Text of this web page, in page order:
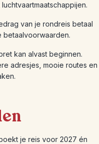
van je rondreis betaal
betaalvoorwaarden.
kan alvast beginnen.
adresjes, mooie routes en
je reis voor 2027 én